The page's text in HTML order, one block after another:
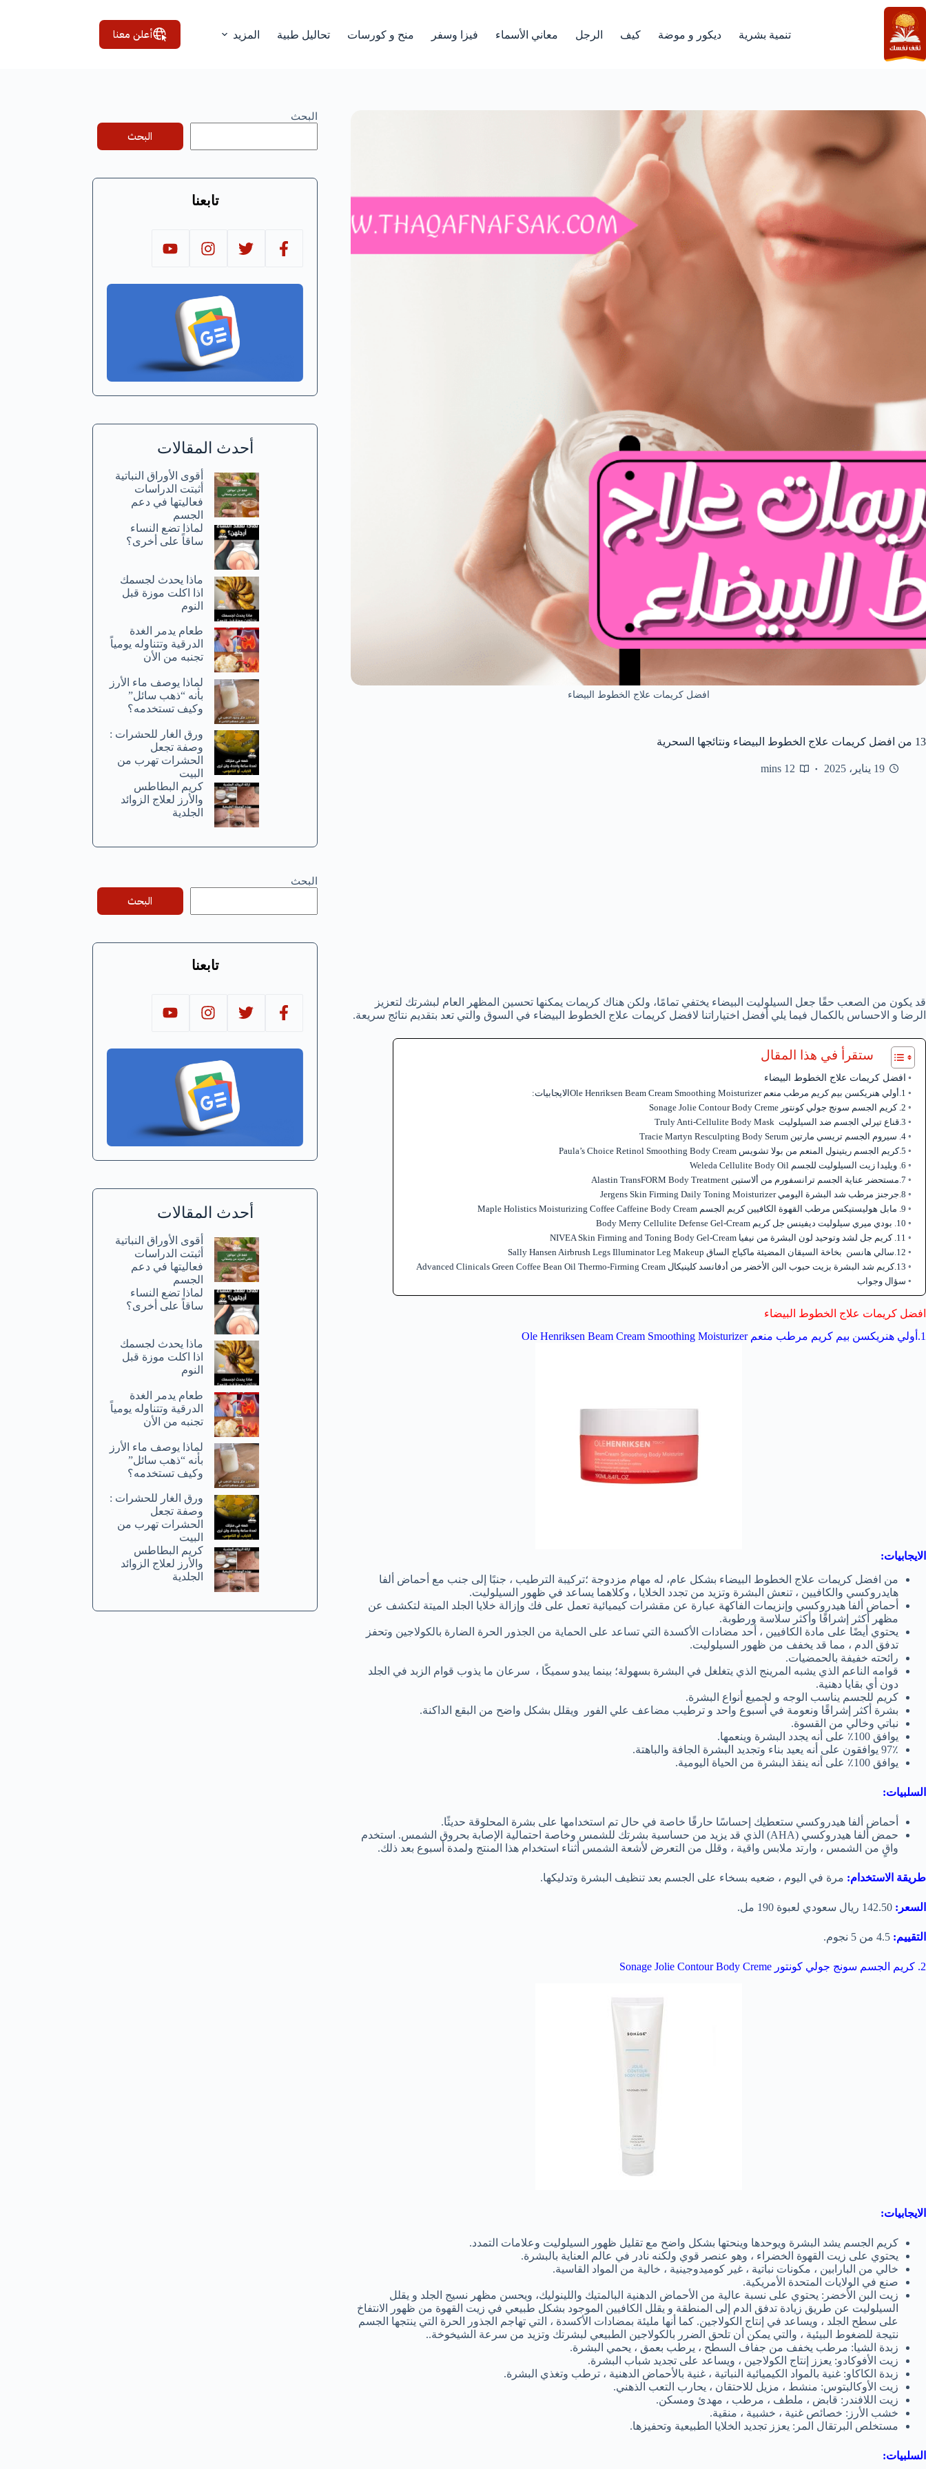
التجاوز
إلى
المحتوى
تنمية بشرية ديكور و موضة كيف الرجل معاني الأسماء فيزا وسفر منح و كورسات تحاليل طبية المزيد أعلن معنا
افضل كريمات علاج الخطوط البيضاء
13 من افضل كريمات علاج الخطوط البيضاء ونتائجها السحرية
19 يناير، 2025 12 mins
قد يكون من الصعب حقًا جعل السيلوليت البيضاء يختفي تمامًا، ولكن هناك كريمات يمكنها تحسين المظهر العام لبشرتك لتعزيز
الرضا و الاحساس بالكمال فيما يلي أفضل اختياراتنا لافضل كريمات علاج الخطوط البيضاء في السوق والتي تعد بتقديم نتائج سريعة.
ستقرأ في هذا المقال
افضل كريمات علاج الخطوط البيضاء
1.أولي هنريكسن بيم كريم مرطب منعم Ole Henriksen Beam Cream Smoothing Moisturizerالايجابيات:
2. كريم الجسم سونج جولي كونتور Sonage Jolie Contour Body Creme
3.قناع تيرلي الجسم ضد السيلوليت Truly Anti-Cellulite Body Mask
4. سيروم الجسم تريسي مارتين Tracie Martyn Resculpting Body Serum
5.كريم الجسم ريتينول المنعم من بولا تشويس Paula’s Choice Retinol Smoothing Body Cream
6. ويليدا زيت السيلوليت للجسم Weleda Cellulite Body Oil
7.مستحضر عناية الجسم ترانسفورم من ألاستين Alastin TransFORM Body Treatment
8.جرجنز مرطب شد البشرة اليومي Jergens Skin Firming Daily Toning Moisturizer
9. مابل هوليستيكس مرطب القهوة الكافيين كريم الجسم Maple Holistics Moisturizing Coffee Caffeine Body Cream
10. بودي ميري سيلوليت ديفينس جل كريم Body Merry Cellulite Defense Gel-Cream
11. كريم جل لشد وتوحيد لون البشرة من نيفيا NIVEA Skin Firming and Toning Body Gel-Cream
12.سالي هانسن بخاخة السيقان المضيئة ماكياج الساق Sally Hansen Airbrush Legs Illuminator Leg Makeup
13.كريم شد البشرة بزيت حبوب البن الأخضر من أدفانسد كلينيكال Advanced Clinicals Green Coffee Bean Oil Thermo-Firming Cream
سؤال وجواب
افضل كريمات علاج الخطوط البيضاء
1.أولي هنريكسن بيم كريم مرطب منعم Ole Henriksen Beam Cream Smoothing Moisturizer
الايجابيات:
من افضل كريمات علاج الخطوط البيضاء بشكل عام، له مهام مزدوجة ؛تركيبة الترطيب ، جنبًا إلى جنب مع أحماض ألفا
هايدروكسي والكافيين ، تنعش البشرة وتزيد من تجدد الخلايا ، وكلاهما يساعد في ظهور السيلوليت.
أحماض ألفا هيدروكسي وإنزيمات الفاكهة عبارة عن مقشرات كيميائية تعمل على فك وإزالة خلايا الجلد الميتة لتكشف عن
مظهر أكثر إشراقًا وأكثر سلاسة ورطوبة.
يحتوي أيضًا على مادة الكافيين ، أحد مضادات الأكسدة التي تساعد على الحماية من الجذور الحرة الضارة بالكولاجين وتحفز
تدفق الدم ، مما قد يخفف من ظهور السيلوليت.
رائحته خفيفة بالحمضيات.
قوامه الناعم الذي يشبه المرينج الذي يتغلغل في البشرة بسهولة؛ بينما يبدو سميكًا ، سرعان ما يذوب قوام الزبد في الجلد
دون أي بقايا دهنية.
كريم للجسم يناسب الوجه و لجميع أنواع البشرة.
بشرة أكثر إشراقًا ونعومة في أسبوع واحد و ترطيب مضاعف علي الفور ويقلل بشكل واضح من البقع الداكنة.
نباتي وخالي من القسوة.
يوافق 100٪ على أنه يجدد البشرة وينعمها.
97٪ يوافقون على أنه يعيد بناء وتجديد البشرة الجافة والباهتة.
يوافق 100٪ على أنه ينقذ البشرة من الحياة اليومية.
السلبيات:
أحماض ألفا هيدروكسي ستعطيك إحساسًا حارقًا خاصة في حال تم استخدامها على بشرة المحلوقة حديثًا.
حمض ألفا هيدروكسي (AHA) الذي قد يزيد من حساسية بشرتك للشمس وخاصة احتمالية الإصابة بحروق الشمس. استخدم
واقٍ من الشمس ، وارتد ملابس واقية ، وقلل من التعرض لأشعة الشمس أثناء استخدام هذا المنتج ولمدة أسبوع بعد ذلك.
طريقة الاستخدام: مرة في اليوم ، ضعيه بسخاء على الجسم بعد تنظيف البشرة وتدليكها.
السعر:
التقييم: 4.5 من 5 نجوم.
2. كريم الجسم سونج جولي كونتور Sonage Jolie Contour Body Creme
الايجابيات:
كريم الجسم يشد البشرة ويوحدها وينحتها بشكل واضح مع تقليل ظهور السيلوليت وعلامات التمدد.
يحتوي على زيت القهوة الخضراء ، وهو عنصر قوي ولكنه نادر في عالم العناية بالبشرة.
خالي من البارابين ، مكونات نباتية ، غير كوميدوجينية ، خالية من المواد القاسية.
صنع في الولايات المتحدة الأمريكية.
زيت البن الأخضر: يحتوي على نسبة عالية من الأحماض الدهنية البالمتيك واللينوليك، ويحسن مظهر نسيج الجلد و يقلل
السيلوليت عن طريق زيادة تدفق الدم إلى المنطقة و يقلل الكافيين الموجود بشكل طبيعي في زيت القهوة من ظهور الانتفاخ
على سطح الجلد ، ويساعد في إنتاج الكولاجين. كما أنها مليئة بمضادات الأكسدة ، التي تهاجم الجذور الحرة التي ينتجها الجسم
نتيجة للضغوط البيئية ، والتي يمكن أن تلحق الضرر بالكولاجين الطبيعي لبشرتك وتزيد من سرعة الشيخوخة..
زبدة الشيا: مرطب يخفف من جفاف السطح ، يرطب بعمق ، يحمي البشرة.
زيت الأفوكادو: يعزز إنتاج الكولاجين ، ويساعد على تجديد شباب البشرة.
زبدة الكاكاو: غنية بالمواد الكيميائية النباتية ، غنية بالأحماض الدهنية ، ترطب وتغذي البشرة.
زيت الأوكالبتوس: منشط ، مزيل للاحتقان ، يحارب التعب الذهني.
زيت اللافندر: قابض ، ملطف ، مرطب ، مهدئ ومسكن.
خشب الأرز: خصائص غنية ، خشبية ، منقية.
مستخلص البرتقال المر: يعزز تجديد الخلايا الطبيعية وتحفيزها.
السلبيات:
البحث
البحث
تابعنا
أحدث المقالات
أقوى الأوراق النباتية
أثبتت الدراسات
فعاليتها في دعم
الجسم
لماذا تضع النساء
ساقاً على أخرى؟
ماذا يحدث لجسمك
اذا اكلت موزة قبل
النوم
طعام يدمر الغدة
الدرقية وتتناوله يومياً
تجنبه من الأن
لماذا يوصف ماء الأرز
بأنه “ذهب سائل”
وكيف تستخدمه؟
ورق الغار للحشرات :
وصفة تجعل
الحشرات تهرب من
البيت
كريم البطاطس
والأرز لعلاج الزوائد
الجلدية
البحث
البحث
تابعنا
أحدث المقالات
أقوى الأوراق النباتية
أثبتت الدراسات
فعاليتها في دعم
الجسم
لماذا تضع النساء
ساقاً على أخرى؟
ماذا يحدث لجسمك
اذا اكلت موزة قبل
النوم
طعام يدمر الغدة
الدرقية وتتناوله يومياً
تجنبه من الأن
لماذا يوصف ماء الأرز
بأنه “ذهب سائل”
وكيف تستخدمه؟
ورق الغار للحشرات :
وصفة تجعل
الحشرات تهرب من
البيت
كريم البطاطس
والأرز لعلاج الزوائد
الجلدية